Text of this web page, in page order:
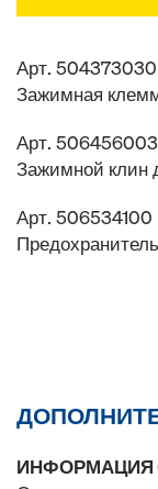
Арт. 504373030
Зажимная
Арт. 506456003
Зажимной клин
Арт. 506534100
ИНФОРМАЦИЯ